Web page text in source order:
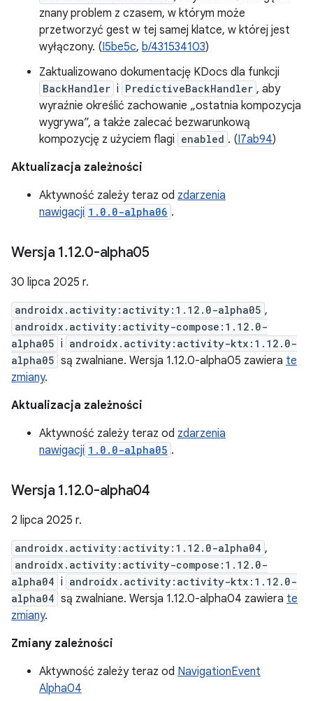
znany problem z czasem, w którym może
przetworzyć gest w tej samej klatce, w której jest
wyłączony. (I5be5c, b/431534103)
Zaktualizowano dokumentację KDocs dla funkcji
BackHandler i PredictiveBackHandler , aby
wyraźnie określić zachowanie „ostatnia kompozycja
wygrywa”, a także zalecać bezwarunkową
kompozycję z użyciem flagi enabled . (I7ab94)
Aktualizacja zależności
Aktywność zależy teraz od zdarzenia
nawigacji 1.0.0-alpha06 .
Wersja 1.12.0-alpha05
30 lipca 2025 r.
androidx.activity:activity:1.12.0-alpha05 ,
androidx.activity:activity-compose:1.12.0-
alpha05 i androidx.activity:activity-ktx:1.12.0-
alpha05 są zwalniane. Wersja 1.12.0-alpha05 zawiera te
zmiany.
Aktualizacja zależności
Aktywność zależy teraz od zdarzenia
nawigacji 1.0.0-alpha05 .
Wersja 1.12.0-alpha04
2 lipca 2025 r.
androidx.activity:activity:1.12.0-alpha04 ,
androidx.activity:activity-compose:1.12.0-
alpha04 i androidx.activity:activity-ktx:1.12.0-
alpha04 są zwalniane. Wersja 1.12.0-alpha04 zawiera te
zmiany.
Zmiany zależności
Aktywność zależy teraz od NavigationEvent
Alpha04